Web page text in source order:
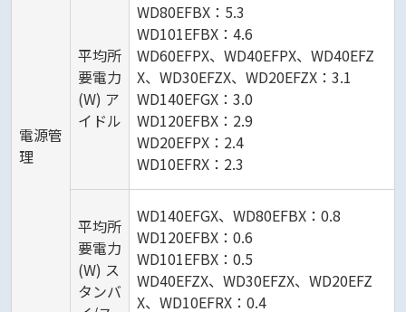
電源管
理
平均所
要電力
(W) ア
イドル
WD80EFBX：5.3
WD101EFBX：4.6
WD60EFPX、WD40EFPX、WD40EFZ
X、WD30EFZX、WD20EFZX：3.1
WD140EFGX：3.0
WD120EFBX：2.9
WD20EFPX：2.4
WD10EFRX：2.3
平均所
要電力
(W) ス
タンバ
WD140EFGX、WD80EFBX：0.8
WD120EFBX：0.6
WD101EFBX：0.5
WD40EFZX、WD30EFZX、WD20EFZ
X、WD10EFRX：0.4